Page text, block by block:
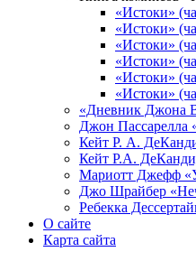
«Истоки»
«Истоки»
«Истоки»
«Истоки»
«Истоки»
«Истоки»
«Дневник Джона
Джон Пассарелла
Кейт Р. А.
Кейт Р.А.
Мариотт Джефф
Джо Шрайбер
Ребекка
О сайте
Карта сайта